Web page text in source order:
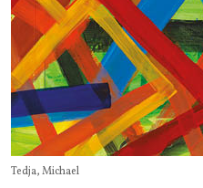
Tedja, Michael